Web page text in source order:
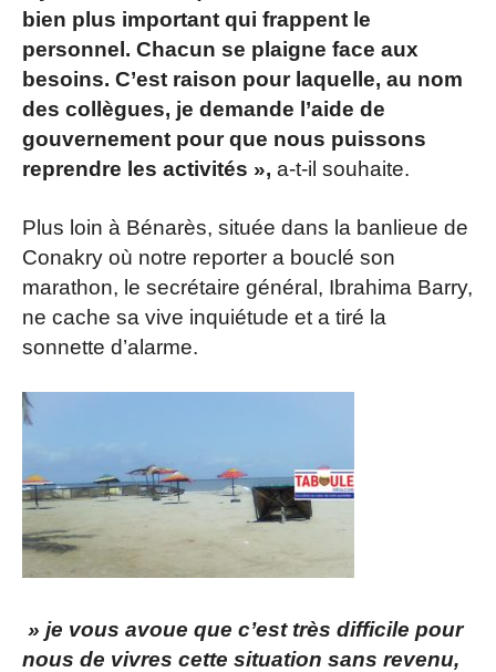
bien plus important qui frappent le
personnel. Chacun se plaigne face aux
besoins. C’est raison pour laquelle, au nom
des collègues, je demande l’aide de
gouvernement pour que nous puissons
reprendre les activités », a-t-il souhaite.
Plus loin à Bénarès, située dans la banlieue de
Conakry où notre reporter a bouclé son
marathon, le secrétaire général, Ibrahima Barry,
ne cache sa vive inquiétude et a tiré la
sonnette d’alarme.
» je vous avoue que c’est très difficile pour
nous de vivres cette situation sans revenu,